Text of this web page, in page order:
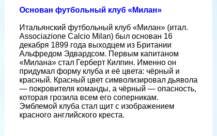
Основан футбольный клуб «Милан»
Итальянский футбольный клуб «Милан» (итал.
Associazione Calcio Milan) был основан 16
декабря 1899 года выходцем из Британии
Альфредом Эдвардсом. Первым капитаном
«Милана» стал Герберт Килпин. Именно он
придумал форму клуба и её цвета: чёрный и
красный. Красный цвет символизировал дьявола
— покровителя команды, а чёрный — опасность,
которая грозила всем его соперникам.
Эмблемой клуба стал щит с изображением
красного английского креста.